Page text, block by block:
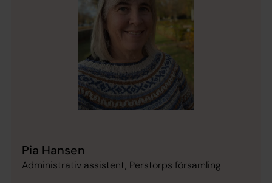
Pia Hansen
Administrativ assistent, Perstorps församling